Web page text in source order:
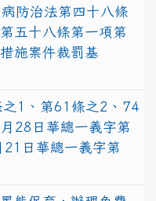
防治法第四十八條
五十八條第一項第
施案件裁罰基
之1、第61條之2、74
28日華總一義字第
日華總一義字第